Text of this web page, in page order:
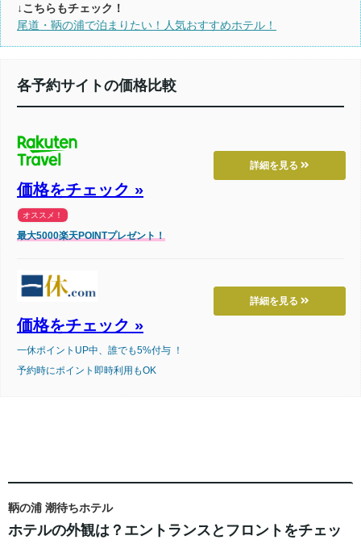
↓こちらもチェック！
尾道・鞆の浦で泊まりたい！人気おすすめホテル！
各予約サイトの価格比較
詳細を見る
価格をチェック »
オススメ！
最大5000楽天POINTプレゼント！
詳細を見る
価格をチェック »
一休ポイントUP中、誰でも5%付与 ！
予約時にポイント即時利用もOK
鞆の浦 潮待ちホテル
ホテルの外観は？エントランスとフロントをチェッ